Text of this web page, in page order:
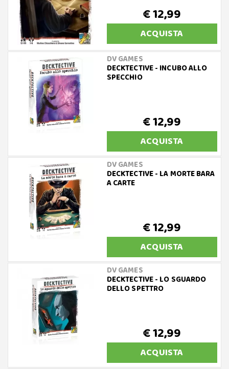
€ 12,99
ACQUISTA
DV GAMES
DECKTECTIVE - INCUBO ALLO
SPECCHIO
€ 12,99
ACQUISTA
DV GAMES
DECKTECTIVE - LA MORTE BARA
A CARTE
€ 12,99
ACQUISTA
DV GAMES
DECKTECTIVE - LO SGUARDO
DELLO SPETTRO
€ 12,99
ACQUISTA